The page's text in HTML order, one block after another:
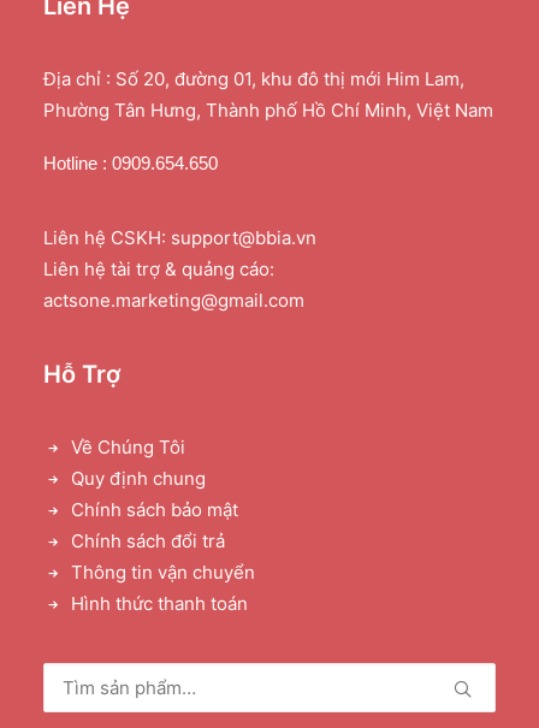
Liên Hệ
Địa chỉ : Số 20, đường 01, khu đô thị mới Him Lam,
Phường Tân Hưng, Thành phố Hồ Chí Minh, Việt Nam
Hotline : 0909.654.650
Liên hệ CSKH: support@bbia.vn
Liên hệ tài trợ & quảng cáo:
actsone.marketing@gmail.com
Hỗ Trợ
Về Chúng Tôi
Quy định chung
Chính sách bảo mật
Chính sách đổi trả
Thông tin vận chuyển
Hình thức thanh toán
Tìm
kiếm: